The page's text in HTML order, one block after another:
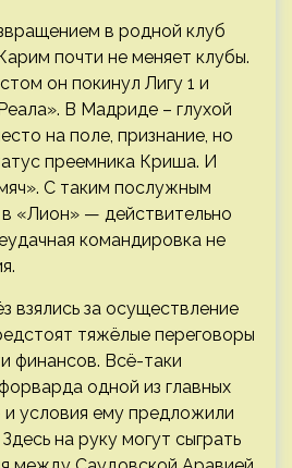
в родной клуб
почти не меняет клубы.
он покинул Лигу 1 и
В Мадриде – глухой
на поле, признание, но
преемника Криша. И
С таким послужным
«Лион» — действительно
командировка не
взялись за осуществление
тяжёлые переговоры
финансов. Всё-таки
одной из главных
и условия ему предложили
на руку могут сыграть